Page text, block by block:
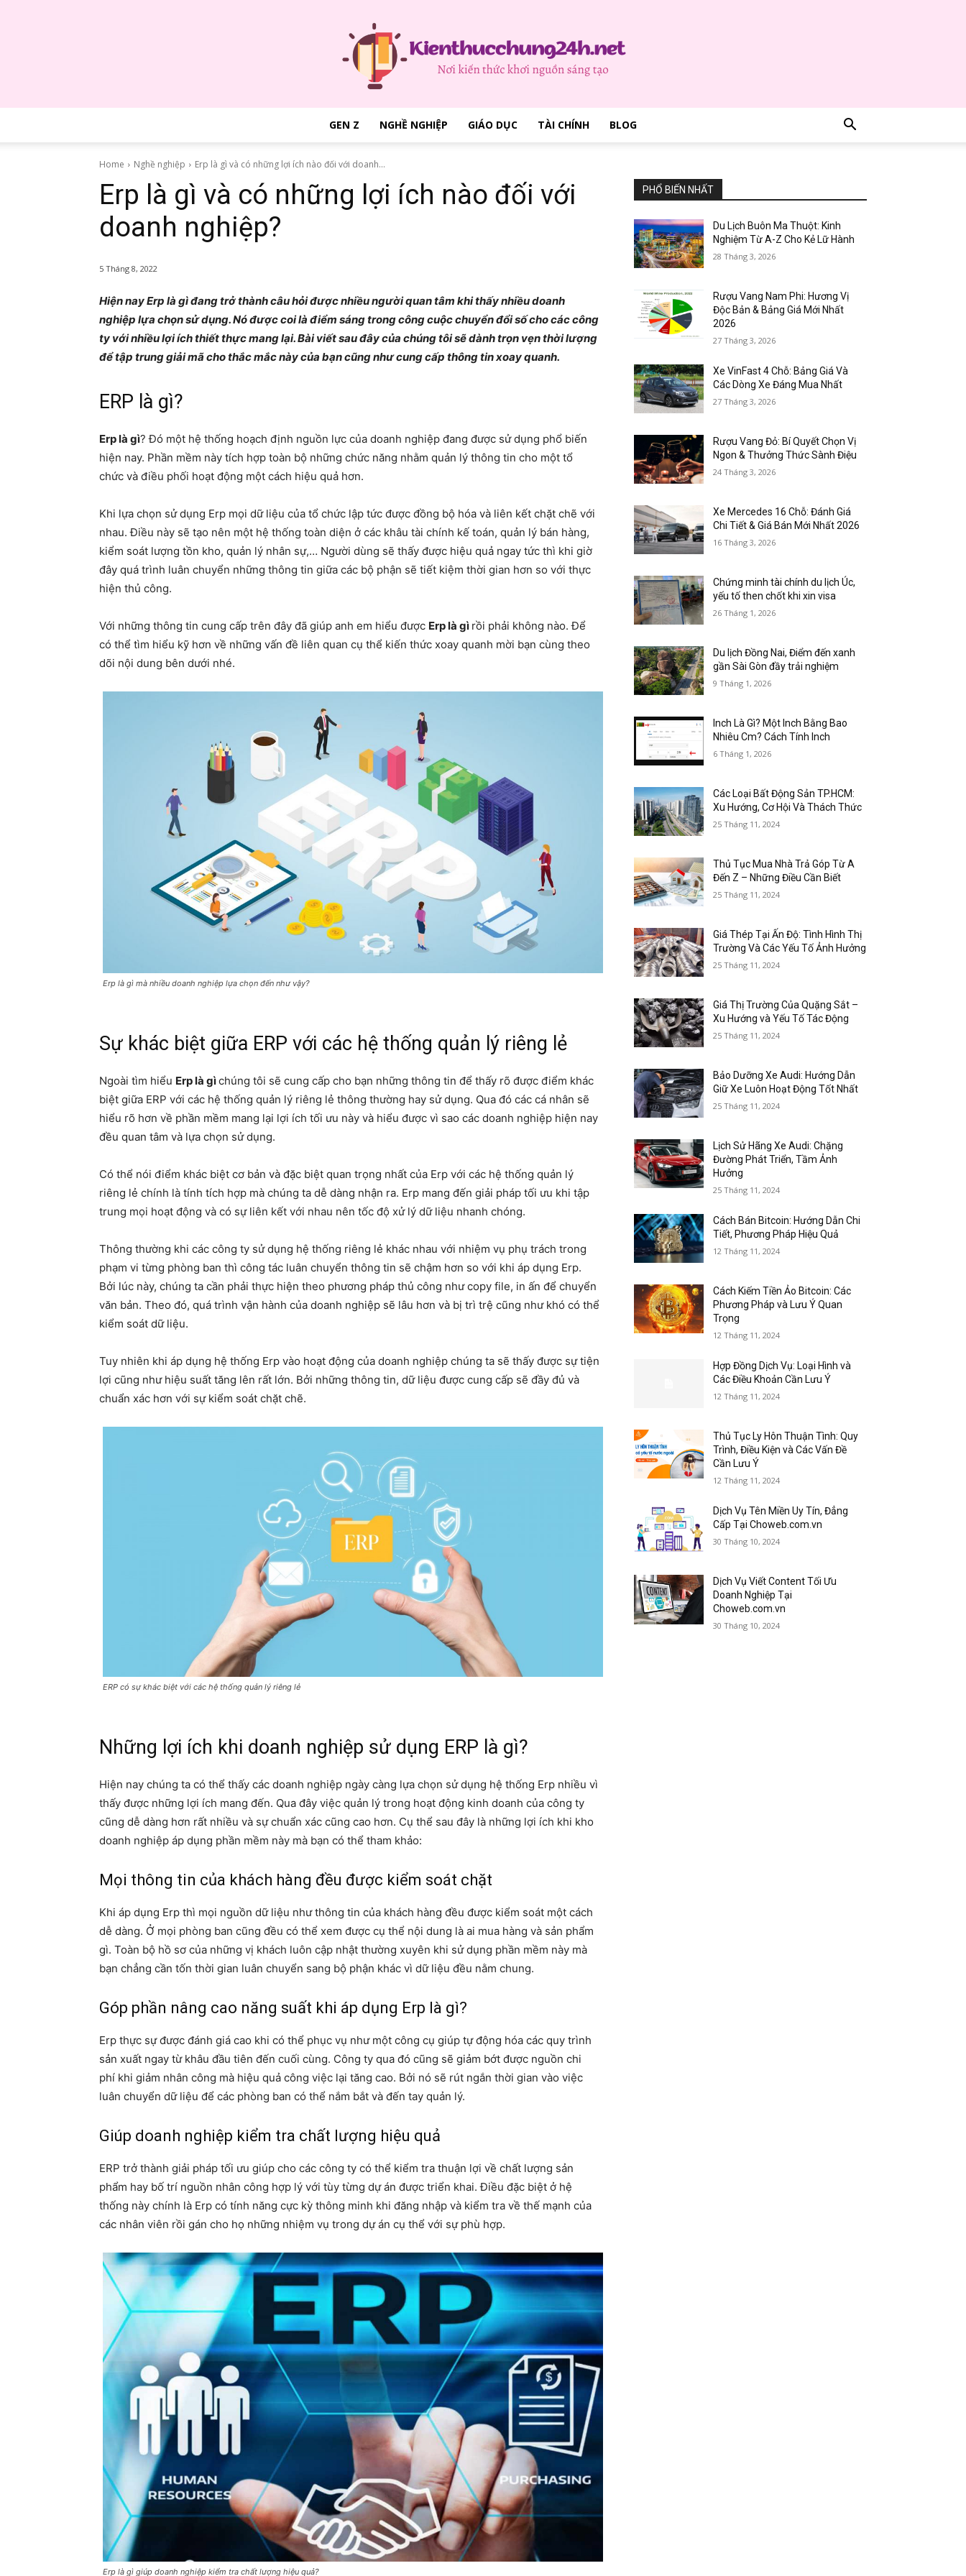
Nơi
kiến
thức
khơi
sáng
tạo
GEN Z NGHỀ NGHIỆP GIÁO DỤC TÀI CHÍNH BLOG
Home Nghề nghiệp Erp là gì và có những lợi ích nào đối với doanh...
Erp là gì và có những lợi ích nào đối với
doanh nghiệp?
5 Tháng 8, 2022
Hiện nay Erp là gì đang trở thành câu hỏi được nhiều người quan tâm khi thấy nhiều doanh
nghiệp lựa chọn sử dụng. Nó được coi là điểm sáng trong công cuộc chuyển đổi số cho các công
ty với nhiều lợi ích thiết thực mang lại. Bài viết sau đây của chúng tôi sẽ dành trọn vẹn thời lượng
để tập trung giải mã cho thắc mắc này của bạn cũng như cung cấp thông tin xoay quanh.
ERP là gì?
Erp là gì? Đó một hệ thống hoạch định nguồn lực của doanh nghiệp đang được sử dụng phổ biến
hiện nay. Phần mềm này tích hợp toàn bộ những chức năng nhằm quản lý thông tin cho một tổ
chức và điều phối hoạt động một cách hiệu quả hơn.
Khi lựa chọn sử dụng Erp mọi dữ liệu của tổ chức lập tức được đồng bộ hóa và liên kết chặt chẽ với
nhau. Điều này sẽ tạo nên một hệ thống toàn diện ở các khâu tài chính kế toán, quản lý bán hàng,
kiểm soát lượng tồn kho, quản lý nhân sự,… Người dùng sẽ thấy được hiệu quả ngay tức thì khi giờ
đây quá trình luân chuyển những thông tin giữa các bộ phận sẽ tiết kiệm thời gian hơn so với thực
hiện thủ công.
Với những thông tin cung cấp trên đây đã giúp anh em hiểu được Erp là gì rồi phải không nào. Để
có thể tìm hiểu kỹ hơn về những vấn đề liên quan cụ thể kiến thức xoay quanh mời bạn cùng theo
dõi nội dung bên dưới nhé.
Erp là gì mà nhiều doanh nghiệp lựa chọn đến như vậy?
Sự khác biệt giữa ERP với các hệ thống quản lý riêng lẻ
Ngoài tìm hiểu Erp là gìchúng tôi sẽ cung cấp cho bạn những thông tin để thấy rõ được điểm khác
biệt giữa ERP với các hệ thống quản lý riêng lẻ thông thường hay sử dụng. Qua đó các cá nhân sẽ
hiểu rõ hơn về phần mềm mang lại lợi ích tối ưu này và hiểu được vì sao các doanh nghiệp hiện nay
đều quan tâm và lựa chọn sử dụng.
Có thể nói điểm khác biệt cơ bản và đặc biệt quan trọng nhất của Erp với các hệ thống quản lý
riêng lẻ chính là tính tích hợp mà chúng ta dễ dàng nhận ra. Erp mang đến giải pháp tối ưu khi tập
trung mọi hoạt động và có sự liên kết với nhau nên tốc độ xử lý dữ liệu nhanh chóng.
Thông thường khi các công ty sử dụng hệ thống riêng lẻ khác nhau với nhiệm vụ phụ trách trong
phạm vi từng phòng ban thì công tác luân chuyển thông tin sẽ chậm hơn so với khi áp dụng Erp.
Bởi lúc này, chúng ta cần phải thực hiện theo phương pháp thủ công như copy file, in ấn để chuyển
văn bản. Theo đó, quá trình vận hành của doanh nghiệp sẽ lâu hơn và bị trì trệ cũng như khó có thể
kiểm soát dữ liệu.
Tuy nhiên khi áp dụng hệ thống Erp vào hoạt động của doanh nghiệp chúng ta sẽ thấy được sự tiện
lợi cũng như hiệu suất tăng lên rất lớn. Bởi những thông tin, dữ liệu được cung cấp sẽ đầy đủ và
chuẩn xác hơn với sự kiểm soát chặt chẽ.
ERP có sự khác biệt với các hệ thống quản lý riêng lẻ
Những lợi ích khi doanh nghiệp sử dụng ERP là gì?
Hiện nay chúng ta có thể thấy các doanh nghiệp ngày càng lựa chọn sử dụng hệ thống Erp nhiều vì
thấy được những lợi ích mang đến. Qua đây việc quản lý trong hoạt động kinh doanh của công ty
cũng dễ dàng hơn rất nhiều và sự chuẩn xác cũng cao hơn. Cụ thể sau đây là những lợi ích khi kho
doanh nghiệp áp dụng phần mềm này mà bạn có thể tham khảo:
Mọi thông tin của khách hàng đều được kiểm soát chặt
Khi áp dụng Erp thì mọi nguồn dữ liệu như thông tin của khách hàng đều được kiểm soát một cách
dễ dàng. Ở mọi phòng ban cũng đều có thể xem được cụ thể nội dung là ai mua hàng và sản phẩm
gì. Toàn bộ hồ sơ của những vị khách luôn cập nhật thường xuyên khi sử dụng phần mềm này mà
bạn chẳng cần tốn thời gian luân chuyển sang bộ phận khác vì dữ liệu đều nằm chung.
Góp phần nâng cao năng suất khi áp dụng Erp là gì?
Erp thực sự được đánh giá cao khi có thể phục vụ như một công cụ giúp tự động hóa các quy trình
sản xuất ngay từ khâu đầu tiên đến cuối cùng. Công ty qua đó cũng sẽ giảm bớt được nguồn chi
phí khi giảm nhân công mà hiệu quả công việc lại tăng cao. Bởi nó sẽ rút ngắn thời gian vào việc
luân chuyển dữ liệu để các phòng ban có thể nắm bắt và đến tay quản lý.
Giúp doanh nghiệp kiểm tra chất lượng hiệu quả
ERP trở thành giải pháp tối ưu giúp cho các công ty có thể kiểm tra thuận lợi về chất lượng sản
phẩm hay bố trí nguồn nhân công hợp lý với tùy từng dự án được triển khai. Điều đặc biệt ở hệ
thống này chính là Erp có tính năng cực kỳ thông minh khi đăng nhập và kiểm tra về thế mạnh của
các nhân viên rồi gán cho họ những nhiệm vụ trong dự án cụ thể với sự phù hợp.
Erp là gì giúp doanh nghiệp kiểm tra chất lượng hiệu quả?
PHỔ BIẾN NHẤT
Du Lịch Buôn Ma Thuột: Kinh
Nghiệm Từ A-Z Cho Kẻ Lữ Hành
28 Tháng 3, 2026
Rượu Vang Nam Phi: Hương Vị
Độc Bản & Bảng Giá Mới Nhất
2026
27 Tháng 3, 2026
Xe VinFast 4 Chỗ: Bảng Giá Và
Các Dòng Xe Đáng Mua Nhất
27 Tháng 3, 2026
Rượu Vang Đỏ: Bí Quyết Chọn Vị
Ngon & Thưởng Thức Sành Điệu
24 Tháng 3, 2026
Xe Mercedes 16 Chỗ: Đánh Giá
Chi Tiết & Giá Bán Mới Nhất 2026
16 Tháng 3, 2026
Chứng minh tài chính du lịch Úc,
yếu tố then chốt khi xin visa
26 Tháng 1, 2026
Du lịch Đồng Nai, Điểm đến xanh
gần Sài Gòn đầy trải nghiệm
9 Tháng 1, 2026
Inch Là Gì? Một Inch Bằng Bao
Nhiêu Cm? Cách Tính Inch
6 Tháng 1, 2026
Các Loại Bất Động Sản TP.HCM:
Xu Hướng, Cơ Hội Và Thách Thức
25 Tháng 11, 2024
Thủ Tục Mua Nhà Trả Góp Từ A
Đến Z – Những Điều Cần Biết
25 Tháng 11, 2024
Giá Thép Tại Ấn Độ: Tình Hình Thị
Trường Và Các Yếu Tố Ảnh Hưởng
25 Tháng 11, 2024
Giá Thị Trường Của Quặng Sắt –
Xu Hướng và Yếu Tố Tác Động
25 Tháng 11, 2024
Bảo Dưỡng Xe Audi: Hướng Dẫn
Giữ Xe Luôn Hoạt Động Tốt Nhất
25 Tháng 11, 2024
Lịch Sử Hãng Xe Audi: Chặng
Đường Phát Triển, Tầm Ảnh
Hưởng
25 Tháng 11, 2024
Cách Bán Bitcoin: Hướng Dẫn Chi
Tiết, Phương Pháp Hiệu Quả
12 Tháng 11, 2024
Cách Kiếm Tiền Ảo Bitcoin: Các
Phương Pháp và Lưu Ý Quan
Trọng
12 Tháng 11, 2024
Hợp Đồng Dịch Vụ: Loại Hình và
Các Điều Khoản Cần Lưu Ý
12 Tháng 11, 2024
Thủ Tục Ly Hôn Thuận Tình: Quy
Trình, Điều Kiện và Các Vấn Đề
Cần Lưu Ý
12 Tháng 11, 2024
Dịch Vụ Tên Miền Uy Tín, Đẳng
Cấp Tại Choweb.com.vn
30 Tháng 10, 2024
Dịch Vụ Viết Content Tối Ưu
Doanh Nghiệp Tại
Choweb.com.vn
30 Tháng 10, 2024